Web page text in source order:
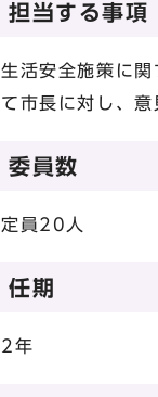
担当する事項
生活安全施策に
て市長に対し、意
委員数
定員20人
任期
2年